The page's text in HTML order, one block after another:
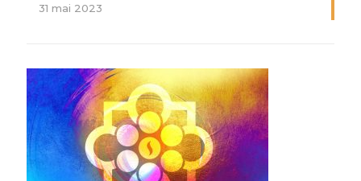
31 mai 2023